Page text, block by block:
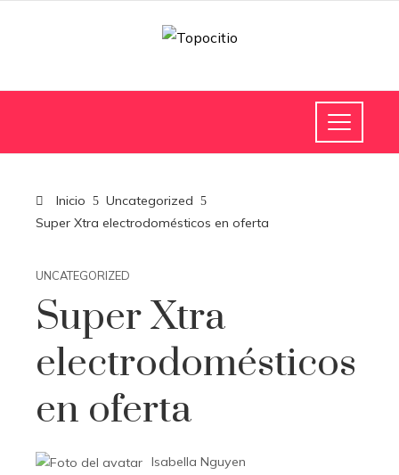
Inicio
Uncategorized
Super Xtra electrodomésticos en oferta
UNCATEGORIZED
Super Xtra
electrodomésticos
en oferta
Isabella Nguyen